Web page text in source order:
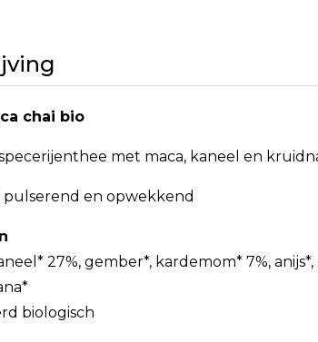
chai bio
met maca, kaneel en
en opwekkend
27%, gember*, kardemom* 7%,
biologisch